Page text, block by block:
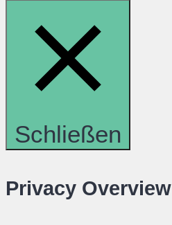
Schließen
Privacy Overview